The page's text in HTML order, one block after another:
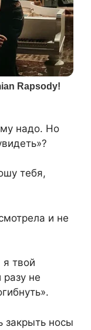
надо. Но
тебя,
и не
я твой
не
закрыть носы